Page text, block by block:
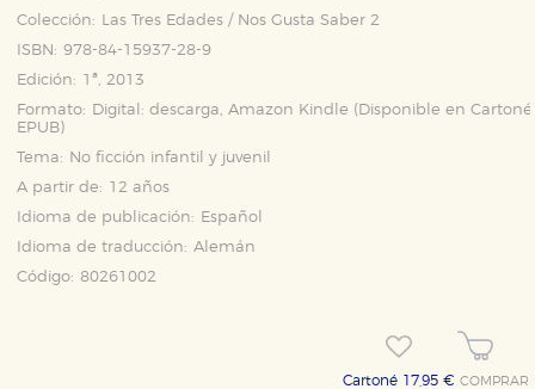
Colección:
Las Tres Edades / Nos Gusta Saber 2
ISBN: 978-84-15937-28-9
Edición: 1ª, 2013
Formato:
Digital: descarga, Amazon Kindle (Disponible enCartoné
EPUB)
Tema:
No ficción infantil y juvenil
A partir de: 12 años
Idioma de publicación:
Español
Idioma de traducción: Alemán
Código: 80261002
Cartoné 17,95 €COMPRAR